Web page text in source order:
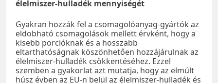
élelmiszer-hulladék mennyiségét
Gyakran hozzák fel a csomagolóanyag-gyártók az
eldobható csomagolások mellett érvként, hogy a
kisebb porcióknak és a hosszabb
eltarthatóságnak köszönhetően hozzájárulnak az
élelmiszer-hulladék csökkentéséhez. Ezzel
szemben a gyakorlat azt mutatja, hogy az elmúlt
húsz évben az EU-n belül az élelmiszer-hulladék és